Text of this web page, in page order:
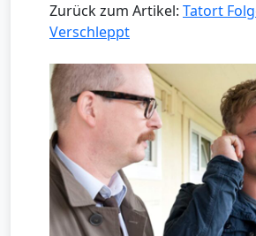
Zurück zum Artikel: Tatort
Verschleppt